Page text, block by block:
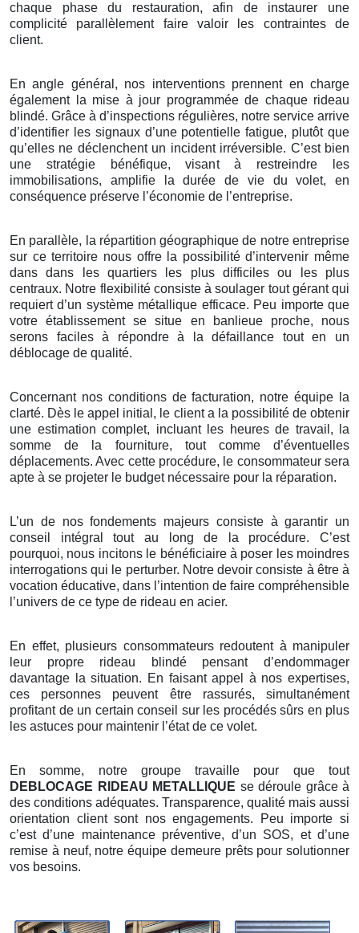
chaque phase du restauration, afin de instaurer une
complicité parallèlement faire valoir les contraintes de
client.
En angle général, nos interventions prennent en charge
également la mise à jour programmée de chaque rideau
blindé. Grâce à d’inspections régulières, notre service arrive
d’identifier les signaux d’une potentielle fatigue, plutôt que
qu’elles ne déclenchent un incident irréversible. C’est bien
une stratégie bénéfique, visant à restreindre les
immobilisations, amplifie la durée de vie du volet, en
conséquence préserve l’économie de l’entreprise.
En parallèle, la répartition géographique de notre entreprise
sur ce territoire nous offre la possibilité d’intervenir même
dans dans les quartiers les plus difficiles ou les plus
centraux. Notre flexibilité consiste à soulager tout gérant qui
requiert d’un système métallique efficace. Peu importe que
votre établissement se situe en banlieue proche, nous
serons faciles à répondre à la défaillance tout en un
déblocage de qualité.
Concernant nos conditions de facturation, notre équipe la
clarté. Dès le appel initial, le client a la possibilité de obtenir
une estimation complet, incluant les heures de travail, la
somme de la fourniture, tout comme d’éventuelles
déplacements. Avec cette procédure, le consommateur sera
apte à se projeter le budget nécessaire pour la réparation.
L’un de nos fondements majeurs consiste à garantir un
conseil intégral tout au long de la procédure. C’est
pourquoi, nous incitons le bénéficiaire à poser les moindres
interrogations qui le perturber. Notre devoir consiste à être à
vocation éducative, dans l’intention de faire compréhensible
l’univers de ce type de rideau en acier.
En effet, plusieurs consommateurs redoutent à manipuler
leur propre rideau blindé pensant d’endommager
davantage la situation. En faisant appel à nos expertises,
ces personnes peuvent être rassurés, simultanément
profitant de un certain conseil sur les procédés sûrs en plus
les astuces pour maintenir l’état de ce volet.
En somme, notre groupe travaille pour que tout
DEBLOCAGE RIDEAU METALLIQUE se déroule grâce à
des conditions adéquates. Transparence, qualité mais aussi
orientation client sont nos engagements. Peu importe si
c’est d’une maintenance préventive, d’un SOS, et d’une
remise à neuf, notre équipe demeure prêts pour solutionner
vos besoins.